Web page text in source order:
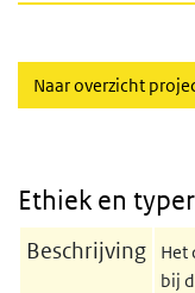
Naar overzicht
Ethiek en
Beschrijving Het
bij